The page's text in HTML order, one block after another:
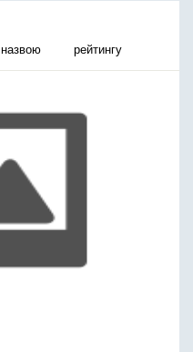
назвою рейтингу